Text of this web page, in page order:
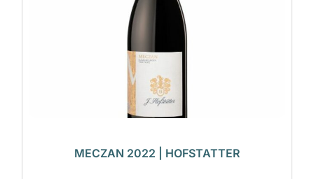
MECZAN 2022 | HOFSTATTER